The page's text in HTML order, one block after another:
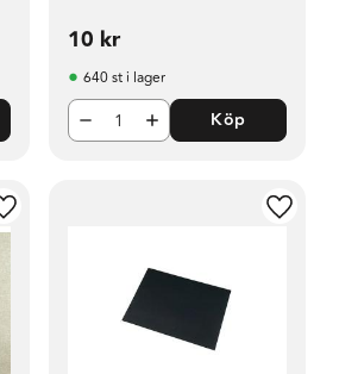
10 kr
640 st i lager
Köp
Lägg till i favoriter Lägg